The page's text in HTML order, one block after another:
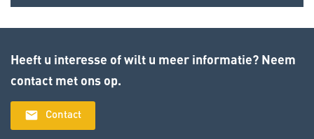
Heeft u interesse of wilt u meer informatie? Neem
contact met ons op.
email Contact